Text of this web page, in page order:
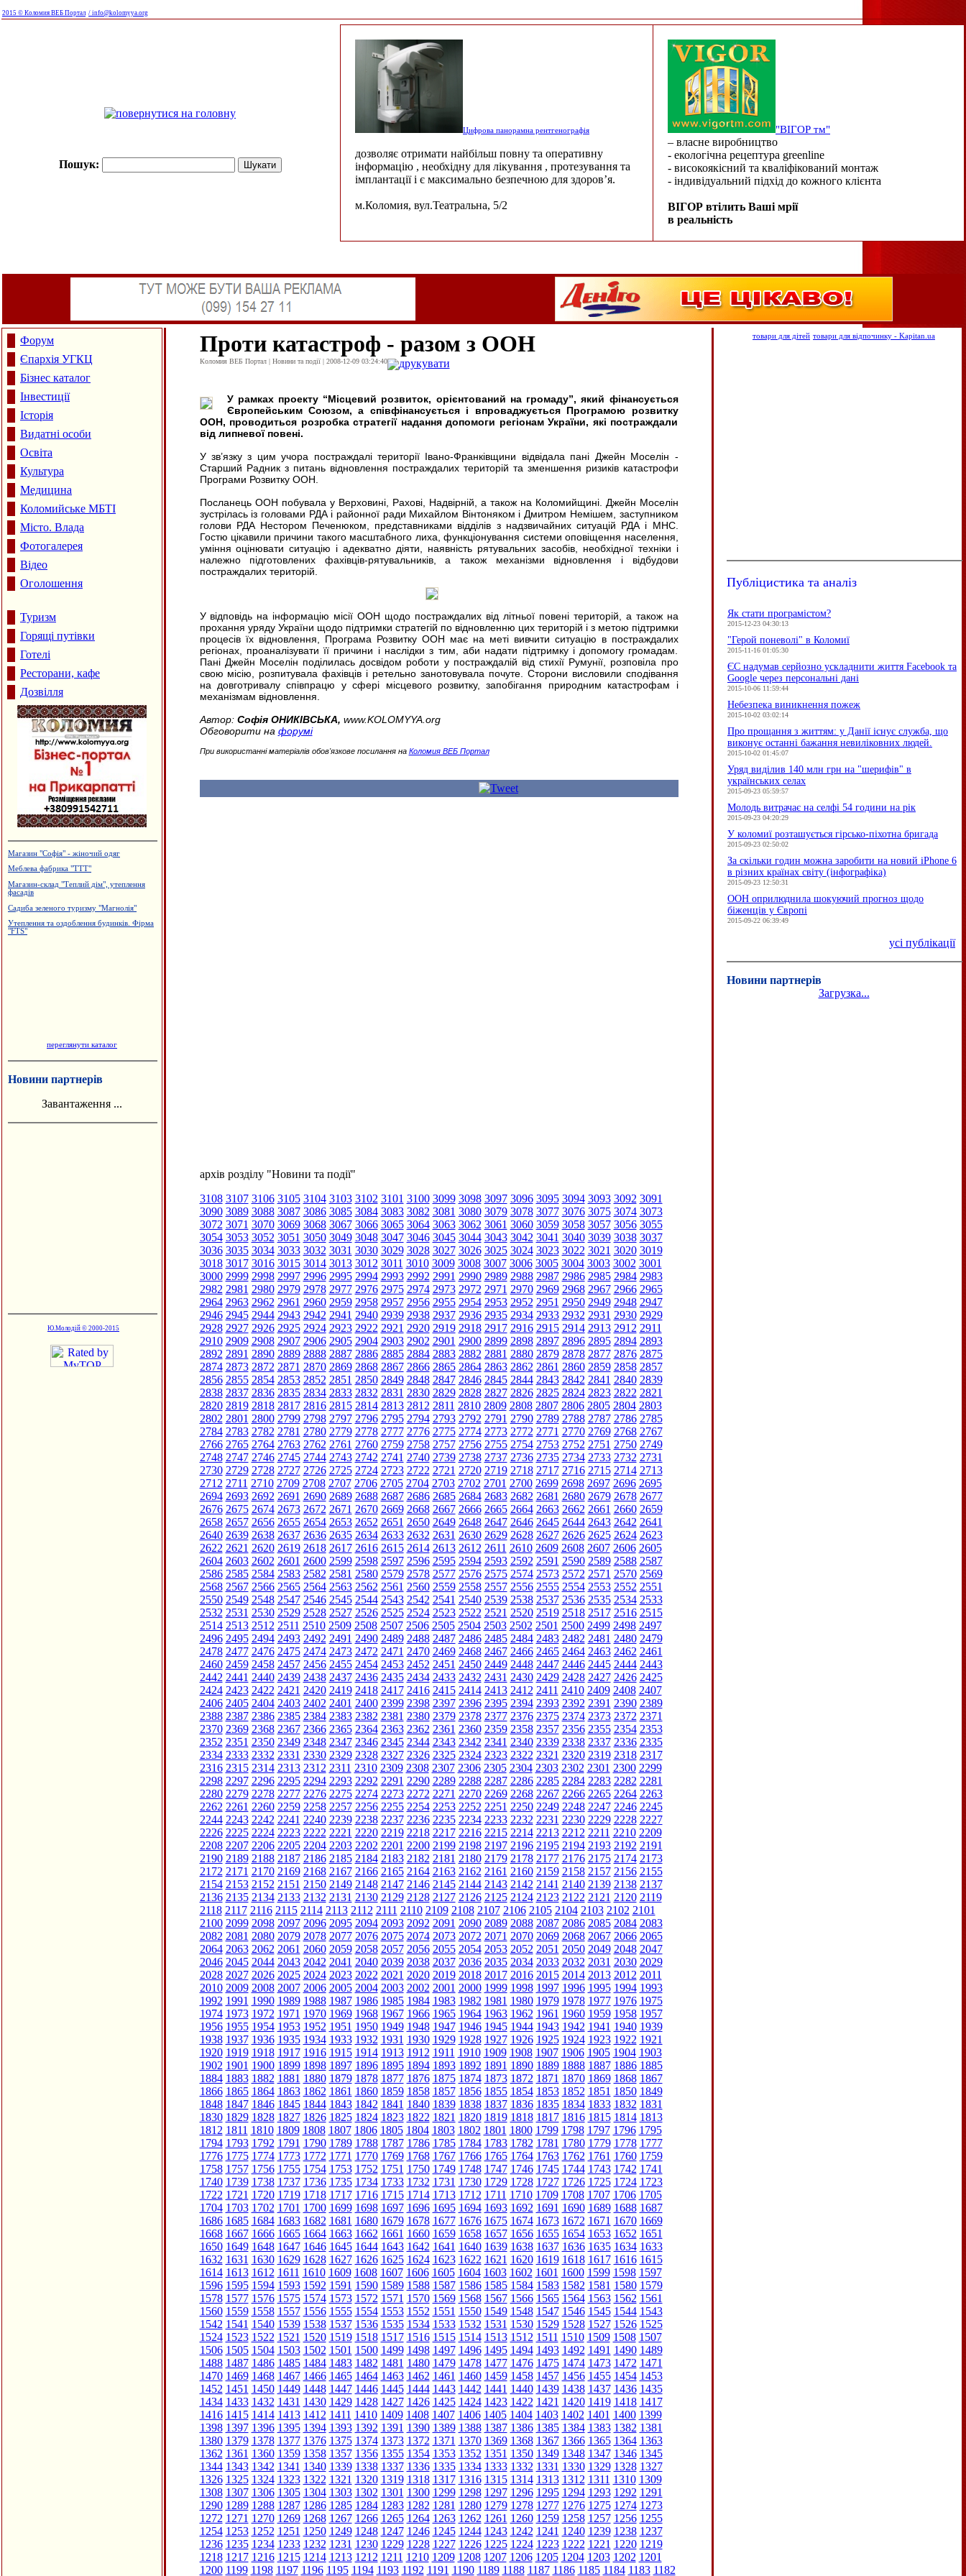
2015 © Коломия ВЕБ Портал / info@kolomyya.org
Пошук:
Цифрова панорамна рентгенографія
дозволяє отримати найбільш повну та оперативну
інформацію , необхідну для лікування , протезування та
імплантації і є максимально безпечною для здоров’я.
м.Коломия, вул.Театральна, 5/2
"ВІГОР тм"
– власне виробництво
- екологічна рецептура greenline
- високоякісний та кваліфікований монтаж
- індивідуальний підхід до кожного клієнта
ВІГОР втілить Ваші мрії
в реальність
Форум
Єпархія УГКЦ
Бізнес каталог
Інвестиції
Історія
Видатні особи
Освіта
Культура
Медицина
Коломийське МБТІ
Місто. Влада
Фотогалерея
Відео
Оголошення
Туризм
Горящі путівки
Готелі
Ресторани, кафе
Дозвілля
Магазин "Софія" - жіночий одяг
Меблева фабрика "ТТТ"
Магазин-склад "Теплий дім", утеплення
фасадів
Садиба зеленого туризму "Магнолія"
Утеплення та оздоблення будинків. Фірма
"FTS"
переглянути каталог
Новини партнерів
Завантаження ...
Ю.Молодій © 2000-2015
Проти катастроф - разом з ООН
Коломия ВЕБ Портал | Новини та події | 2008-12-09 03:24:40 друкувати
У рамках проекту “Місцевий розвиток, орієнтований на громаду”, який фінансується
Європейським Союзом, а співфінансується і впроваджується Програмою розвитку
ООН, проводиться розробка стратегії надання допомоги регіонам України, які постраждали
від липневої повені.
У зв’язку з цим учора постраждалі території Івано-Франківщини відвідала пані Джейн Моселін -
Старший Радник з питань відновлення постраждалих територій та зменшення ризиків катастрофи
Програми Розвитку ООН.
Посланець ООН побувала у Верховині, Рахові, Надвірній, а також на Коломийщині. Джейн Моселін
зустрілась із головами РДА і районної ради Михайлом Вінтоняком і Дмитром Немішем, заступником
голови РДА Нестором Печенюком, представниками відділів з надзвичайних ситуацій РДА і МНС.
Гостю цікавили причини такого масштабного лиха, функціонування системи оповіщення населення,
уміння оцінювати ситуацію і адекватно діяти, наявність рятувальних засобів, необхідної техніки і
належно підготовлених фахівців-рятувальників, а також механізми відновлення і відбудови
постраждалих територій.
У відповідь на інформацію місії ООН щодо постраждалих від літньої повені територій, а також на
прохання уряду України щодо підтримки стратегій по відновленню цих територій і з метою підтримки
процесів їх відновлення, Програма Розвитку ООН має на меті вивчити ситуацію в постраждалих
регіонах, проаналізувати її причини і наслідки з тим, аби надати підтримку і допомогу громадам.
Пані Джейн Моселін поділилась досвідом роботи у постраждалій від стихії Румунії, розповіла про
свою місію, розпитувала фахівців і ретельно занотовувала почуте. Сторони висловили сподівання
на довготривалу співпрацю у сфері місцевого розвитку, запобігання природним катастрофам і
механізмам відновлення.
Автор: Софія ОНИКІВСЬКА, www.KOLOMYYA.org
Обговорити на форумі
При використанні матеріалів обов'язкове посилання на Коломия ВЕБ Портал
архів розділу "Новини та події"
3108 3107 3106 3105 3104 3103 3102 3101 3100 3099 3098 3097 3096 3095 3094 3093 3092 3091
3090 3089 3088 3087 3086 3085 3084 3083 3082 3081 3080 3079 3078 3077 3076 3075 3074 3073
3072 3071 3070 3069 3068 3067 3066 3065 3064 3063 3062 3061 3060 3059 3058 3057 3056 3055
3054 3053 3052 3051 3050 3049 3048 3047 3046 3045 3044 3043 3042 3041 3040 3039 3038 3037
3036 3035 3034 3033 3032 3031 3030 3029 3028 3027 3026 3025 3024 3023 3022 3021 3020 3019
3018 3017 3016 3015 3014 3013 3012 3011 3010 3009 3008 3007 3006 3005 3004 3003 3002 3001
3000 2999 2998 2997 2996 2995 2994 2993 2992 2991 2990 2989 2988 2987 2986 2985 2984 2983
2982 2981 2980 2979 2978 2977 2976 2975 2974 2973 2972 2971 2970 2969 2968 2967 2966 2965
2964 2963 2962 2961 2960 2959 2958 2957 2956 2955 2954 2953 2952 2951 2950 2949 2948 2947
2946 2945 2944 2943 2942 2941 2940 2939 2938 2937 2936 2935 2934 2933 2932 2931 2930 2929
2928 2927 2926 2925 2924 2923 2922 2921 2920 2919 2918 2917 2916 2915 2914 2913 2912 2911
2910 2909 2908 2907 2906 2905 2904 2903 2902 2901 2900 2899 2898 2897 2896 2895 2894 2893
2892 2891 2890 2889 2888 2887 2886 2885 2884 2883 2882 2881 2880 2879 2878 2877 2876 2875
2874 2873 2872 2871 2870 2869 2868 2867 2866 2865 2864 2863 2862 2861 2860 2859 2858 2857
2856 2855 2854 2853 2852 2851 2850 2849 2848 2847 2846 2845 2844 2843 2842 2841 2840 2839
2838 2837 2836 2835 2834 2833 2832 2831 2830 2829 2828 2827 2826 2825 2824 2823 2822 2821
2820 2819 2818 2817 2816 2815 2814 2813 2812 2811 2810 2809 2808 2807 2806 2805 2804 2803
2802 2801 2800 2799 2798 2797 2796 2795 2794 2793 2792 2791 2790 2789 2788 2787 2786 2785
2784 2783 2782 2781 2780 2779 2778 2777 2776 2775 2774 2773 2772 2771 2770 2769 2768 2767
2766 2765 2764 2763 2762 2761 2760 2759 2758 2757 2756 2755 2754 2753 2752 2751 2750 2749
2748 2747 2746 2745 2744 2743 2742 2741 2740 2739 2738 2737 2736 2735 2734 2733 2732 2731
2730 2729 2728 2727 2726 2725 2724 2723 2722 2721 2720 2719 2718 2717 2716 2715 2714 2713
2712 2711 2710 2709 2708 2707 2706 2705 2704 2703 2702 2701 2700 2699 2698 2697 2696 2695
2694 2693 2692 2691 2690 2689 2688 2687 2686 2685 2684 2683 2682 2681 2680 2679 2678 2677
2676 2675 2674 2673 2672 2671 2670 2669 2668 2667 2666 2665 2664 2663 2662 2661 2660 2659
2658 2657 2656 2655 2654 2653 2652 2651 2650 2649 2648 2647 2646 2645 2644 2643 2642 2641
2640 2639 2638 2637 2636 2635 2634 2633 2632 2631 2630 2629 2628 2627 2626 2625 2624 2623
2622 2621 2620 2619 2618 2617 2616 2615 2614 2613 2612 2611 2610 2609 2608 2607 2606 2605
2604 2603 2602 2601 2600 2599 2598 2597 2596 2595 2594 2593 2592 2591 2590 2589 2588 2587
2586 2585 2584 2583 2582 2581 2580 2579 2578 2577 2576 2575 2574 2573 2572 2571 2570 2569
2568 2567 2566 2565 2564 2563 2562 2561 2560 2559 2558 2557 2556 2555 2554 2553 2552 2551
2550 2549 2548 2547 2546 2545 2544 2543 2542 2541 2540 2539 2538 2537 2536 2535 2534 2533
2532 2531 2530 2529 2528 2527 2526 2525 2524 2523 2522 2521 2520 2519 2518 2517 2516 2515
2514 2513 2512 2511 2510 2509 2508 2507 2506 2505 2504 2503 2502 2501 2500 2499 2498 2497
2496 2495 2494 2493 2492 2491 2490 2489 2488 2487 2486 2485 2484 2483 2482 2481 2480 2479
2478 2477 2476 2475 2474 2473 2472 2471 2470 2469 2468 2467 2466 2465 2464 2463 2462 2461
2460 2459 2458 2457 2456 2455 2454 2453 2452 2451 2450 2449 2448 2447 2446 2445 2444 2443
2442 2441 2440 2439 2438 2437 2436 2435 2434 2433 2432 2431 2430 2429 2428 2427 2426 2425
2424 2423 2422 2421 2420 2419 2418 2417 2416 2415 2414 2413 2412 2411 2410 2409 2408 2407
2406 2405 2404 2403 2402 2401 2400 2399 2398 2397 2396 2395 2394 2393 2392 2391 2390 2389
2388 2387 2386 2385 2384 2383 2382 2381 2380 2379 2378 2377 2376 2375 2374 2373 2372 2371
2370 2369 2368 2367 2366 2365 2364 2363 2362 2361 2360 2359 2358 2357 2356 2355 2354 2353
2352 2351 2350 2349 2348 2347 2346 2345 2344 2343 2342 2341 2340 2339 2338 2337 2336 2335
2334 2333 2332 2331 2330 2329 2328 2327 2326 2325 2324 2323 2322 2321 2320 2319 2318 2317
2316 2315 2314 2313 2312 2311 2310 2309 2308 2307 2306 2305 2304 2303 2302 2301 2300 2299
2298 2297 2296 2295 2294 2293 2292 2291 2290 2289 2288 2287 2286 2285 2284 2283 2282 2281
2280 2279 2278 2277 2276 2275 2274 2273 2272 2271 2270 2269 2268 2267 2266 2265 2264 2263
2262 2261 2260 2259 2258 2257 2256 2255 2254 2253 2252 2251 2250 2249 2248 2247 2246 2245
2244 2243 2242 2241 2240 2239 2238 2237 2236 2235 2234 2233 2232 2231 2230 2229 2228 2227
2226 2225 2224 2223 2222 2221 2220 2219 2218 2217 2216 2215 2214 2213 2212 2211 2210 2209
2208 2207 2206 2205 2204 2203 2202 2201 2200 2199 2198 2197 2196 2195 2194 2193 2192 2191
2190 2189 2188 2187 2186 2185 2184 2183 2182 2181 2180 2179 2178 2177 2176 2175 2174 2173
2172 2171 2170 2169 2168 2167 2166 2165 2164 2163 2162 2161 2160 2159 2158 2157 2156 2155
2154 2153 2152 2151 2150 2149 2148 2147 2146 2145 2144 2143 2142 2141 2140 2139 2138 2137
2136 2135 2134 2133 2132 2131 2130 2129 2128 2127 2126 2125 2124 2123 2122 2121 2120 2119
2118 2117 2116 2115 2114 2113 2112 2111 2110 2109 2108 2107 2106 2105 2104 2103 2102 2101
2100 2099 2098 2097 2096 2095 2094 2093 2092 2091 2090 2089 2088 2087 2086 2085 2084 2083
2082 2081 2080 2079 2078 2077 2076 2075 2074 2073 2072 2071 2070 2069 2068 2067 2066 2065
2064 2063 2062 2061 2060 2059 2058 2057 2056 2055 2054 2053 2052 2051 2050 2049 2048 2047
2046 2045 2044 2043 2042 2041 2040 2039 2038 2037 2036 2035 2034 2033 2032 2031 2030 2029
2028 2027 2026 2025 2024 2023 2022 2021 2020 2019 2018 2017 2016 2015 2014 2013 2012 2011
2010 2009 2008 2007 2006 2005 2004 2003 2002 2001 2000 1999 1998 1997 1996 1995 1994 1993
1992 1991 1990 1989 1988 1987 1986 1985 1984 1983 1982 1981 1980 1979 1978 1977 1976 1975
1974 1973 1972 1971 1970 1969 1968 1967 1966 1965 1964 1963 1962 1961 1960 1959 1958 1957
1956 1955 1954 1953 1952 1951 1950 1949 1948 1947 1946 1945 1944 1943 1942 1941 1940 1939
1938 1937 1936 1935 1934 1933 1932 1931 1930 1929 1928 1927 1926 1925 1924 1923 1922 1921
1920 1919 1918 1917 1916 1915 1914 1913 1912 1911 1910 1909 1908 1907 1906 1905 1904 1903
1902 1901 1900 1899 1898 1897 1896 1895 1894 1893 1892 1891 1890 1889 1888 1887 1886 1885
1884 1883 1882 1881 1880 1879 1878 1877 1876 1875 1874 1873 1872 1871 1870 1869 1868 1867
1866 1865 1864 1863 1862 1861 1860 1859 1858 1857 1856 1855 1854 1853 1852 1851 1850 1849
1848 1847 1846 1845 1844 1843 1842 1841 1840 1839 1838 1837 1836 1835 1834 1833 1832 1831
1830 1829 1828 1827 1826 1825 1824 1823 1822 1821 1820 1819 1818 1817 1816 1815 1814 1813
1812 1811 1810 1809 1808 1807 1806 1805 1804 1803 1802 1801 1800 1799 1798 1797 1796 1795
1794 1793 1792 1791 1790 1789 1788 1787 1786 1785 1784 1783 1782 1781 1780 1779 1778 1777
1776 1775 1774 1773 1772 1771 1770 1769 1768 1767 1766 1765 1764 1763 1762 1761 1760 1759
1758 1757 1756 1755 1754 1753 1752 1751 1750 1749 1748 1747 1746 1745 1744 1743 1742 1741
1740 1739 1738 1737 1736 1735 1734 1733 1732 1731 1730 1729 1728 1727 1726 1725 1724 1723
1722 1721 1720 1719 1718 1717 1716 1715 1714 1713 1712 1711 1710 1709 1708 1707 1706 1705
1704 1703 1702 1701 1700 1699 1698 1697 1696 1695 1694 1693 1692 1691 1690 1689 1688 1687
1686 1685 1684 1683 1682 1681 1680 1679 1678 1677 1676 1675 1674 1673 1672 1671 1670 1669
1668 1667 1666 1665 1664 1663 1662 1661 1660 1659 1658 1657 1656 1655 1654 1653 1652 1651
1650 1649 1648 1647 1646 1645 1644 1643 1642 1641 1640 1639 1638 1637 1636 1635 1634 1633
1632 1631 1630 1629 1628 1627 1626 1625 1624 1623 1622 1621 1620 1619 1618 1617 1616 1615
1614 1613 1612 1611 1610 1609 1608 1607 1606 1605 1604 1603 1602 1601 1600 1599 1598 1597
1596 1595 1594 1593 1592 1591 1590 1589 1588 1587 1586 1585 1584 1583 1582 1581 1580 1579
1578 1577 1576 1575 1574 1573 1572 1571 1570 1569 1568 1567 1566 1565 1564 1563 1562 1561
1560 1559 1558 1557 1556 1555 1554 1553 1552 1551 1550 1549 1548 1547 1546 1545 1544 1543
1542 1541 1540 1539 1538 1537 1536 1535 1534 1533 1532 1531 1530 1529 1528 1527 1526 1525
1524 1523 1522 1521 1520 1519 1518 1517 1516 1515 1514 1513 1512 1511 1510 1509 1508 1507
1506 1505 1504 1503 1502 1501 1500 1499 1498 1497 1496 1495 1494 1493 1492 1491 1490 1489
1488 1487 1486 1485 1484 1483 1482 1481 1480 1479 1478 1477 1476 1475 1474 1473 1472 1471
1470 1469 1468 1467 1466 1465 1464 1463 1462 1461 1460 1459 1458 1457 1456 1455 1454 1453
1452 1451 1450 1449 1448 1447 1446 1445 1444 1443 1442 1441 1440 1439 1438 1437 1436 1435
1434 1433 1432 1431 1430 1429 1428 1427 1426 1425 1424 1423 1422 1421 1420 1419 1418 1417
1416 1415 1414 1413 1412 1411 1410 1409 1408 1407 1406 1405 1404 1403 1402 1401 1400 1399
1398 1397 1396 1395 1394 1393 1392 1391 1390 1389 1388 1387 1386 1385 1384 1383 1382 1381
1380 1379 1378 1377 1376 1375 1374 1373 1372 1371 1370 1369 1368 1367 1366 1365 1364 1363
1362 1361 1360 1359 1358 1357 1356 1355 1354 1353 1352 1351 1350 1349 1348 1347 1346 1345
1344 1343 1342 1341 1340 1339 1338 1337 1336 1335 1334 1333 1332 1331 1330 1329 1328 1327
1326 1325 1324 1323 1322 1321 1320 1319 1318 1317 1316 1315 1314 1313 1312 1311 1310 1309
1308 1307 1306 1305 1304 1303 1302 1301 1300 1299 1298 1297 1296 1295 1294 1293 1292 1291
1290 1289 1288 1287 1286 1285 1284 1283 1282 1281 1280 1279 1278 1277 1276 1275 1274 1273
1272 1271 1270 1269 1268 1267 1266 1265 1264 1263 1262 1261 1260 1259 1258 1257 1256 1255
1254 1253 1252 1251 1250 1249 1248 1247 1246 1245 1244 1243 1242 1241 1240 1239 1238 1237
1236 1235 1234 1233 1232 1231 1230 1229 1228 1227 1226 1225 1224 1223 1222 1221 1220 1219
1218 1217 1216 1215 1214 1213 1212 1211 1210 1209 1208 1207 1206 1205 1204 1203 1202 1201
1200 1199 1198 1197 1196 1195 1194 1193 1192 1191 1190 1189 1188 1187 1186 1185 1184 1183 1182
товари для дітей товари для відпочинку - Kapitan.ua
Публіцистика та аналіз
Як стати програмістом?
2015-12-23 04:30:13
"Герой поневолі" в Коломиї
2015-11-16 01:05:30
ЄC надумав серйозно ускладнити життя Facebook та
Google через персональні дані
2015-10-06 11:59:44
Небезпека виникнення пожеж
2015-10-02 03:02:14
Про прощання з життям: у Данії існує служба, що
виконує останні бажання невиліковних людей.
2015-10-02 01:45:07
Уряд виділив 140 млн грн на "шерифів" в
українських селах
2015-09-23 05:59:57
Молодь витрачає на селфі 54 години на рік
2015-09-23 04:20:29
У коломиї розташується гірсько-піхотна бригада
2015-09-23 02:50:02
За скільки годин можна заробити на новий iPhone 6
в різних країнах світу (інфографіка)
2015-09-23 12:50:31
ООН оприлюднила шокуючий прогноз щодо
біженців у Європі
2015-09-22 06:39:49
усі публікації
Новини партнерів
Загрузка...